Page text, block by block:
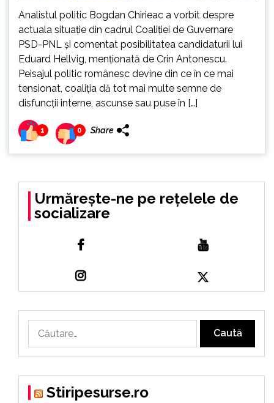
Analistul politic Bogdan Chirieac a vorbit despre
actuala situație din cadrul Coaliției de Guvernare
PSD-PNL și comentat posibilitatea candidaturii lui
Eduard Hellvig, menționată de Crin Antonescu.
Peisajul politic românesc devine din ce în ce mai
tensionat, coaliția dă tot mai multe semne de
disfuncții interne, ascunse sau puse în […]
1 0 Share
Urmărește-ne pe rețelele de
socializare
după:
Stiripesurse.ro